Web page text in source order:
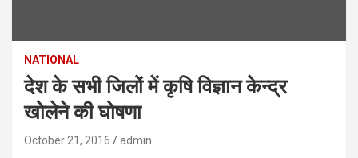
NATIONAL
देश के सभी जिलों में कृषि विज्ञान केन्‍द्र
खोलेने की घोषणा
October 21, 2016 admin